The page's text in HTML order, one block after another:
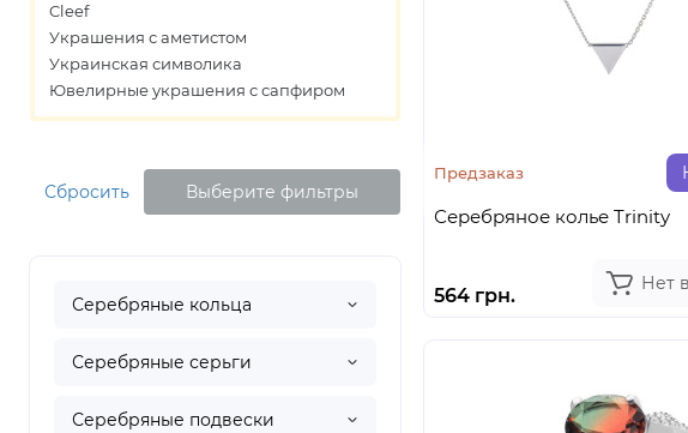
Cleef
Украшения с аметистом
Украинская символика
Ювелирные украшения с сапфиром
Сбросить Выберите фильтры
Серебряные кольца
Серебряные серьги
Серебряные подвески
Предзаказ
Серебряное колье Trinity
564 грн.
Нет